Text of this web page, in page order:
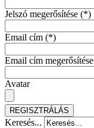
Jelszó megerősítése (*)
Email cím (*)
Email cím megerősítése
Avatar
REGISZTRÁLÁS
Keresés...